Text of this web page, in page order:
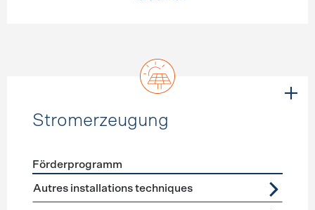
Stromerzeugung
Förderprogramme Stromerzeugung
Förderprogramm
Autres installations techniques